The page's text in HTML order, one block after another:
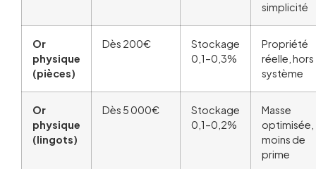
simplicité
Or
physique
(pièces)
Dès 200€
Stockage
0,1–0,3%
Propriété
réelle, hors
système
Or
physique
(lingots)
Dès 5 000€
Stockage
0,1–0,2%
Masse
optimisée,
moins de
prime